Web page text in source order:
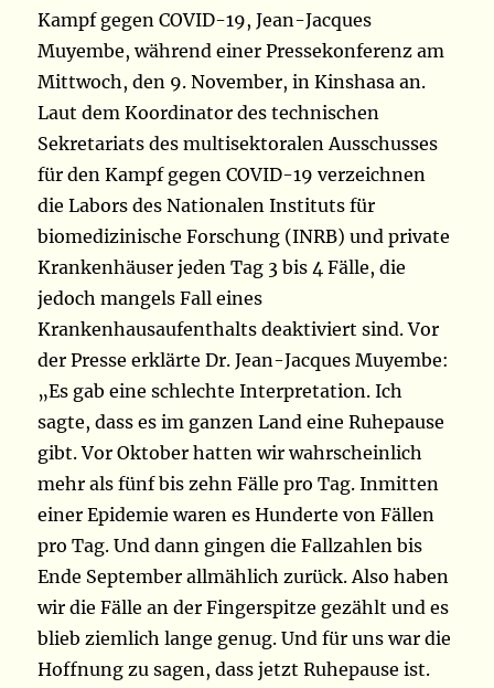
Kampf gegen COVID-19, Jean-Jacques
Muyembe, während einer Pressekonferenz am
Mittwoch, den 9. November, in Kinshasa an.
Laut dem Koordinator des technischen
Sekretariats des multisektoralen Ausschusses
für den Kampf gegen COVID-19 verzeichnen
die Labors des Nationalen Instituts für
biomedizinische Forschung (INRB) und private
Krankenhäuser jeden Tag 3 bis 4 Fälle, die
jedoch mangels Fall eines
Krankenhausaufenthalts deaktiviert sind. Vor
der Presse erklärte Dr. Jean-Jacques Muyembe:
„Es gab eine schlechte Interpretation. Ich
sagte, dass es im ganzen Land eine Ruhepause
gibt. Vor Oktober hatten wir wahrscheinlich
mehr als fünf bis zehn Fälle pro Tag. Inmitten
einer Epidemie waren es Hunderte von Fällen
pro Tag. Und dann gingen die Fallzahlen bis
Ende September allmählich zurück. Also haben
wir die Fälle an der Fingerspitze gezählt und es
blieb ziemlich lange genug. Und für uns war die
Hoffnung zu sagen, dass jetzt Ruhepause ist.